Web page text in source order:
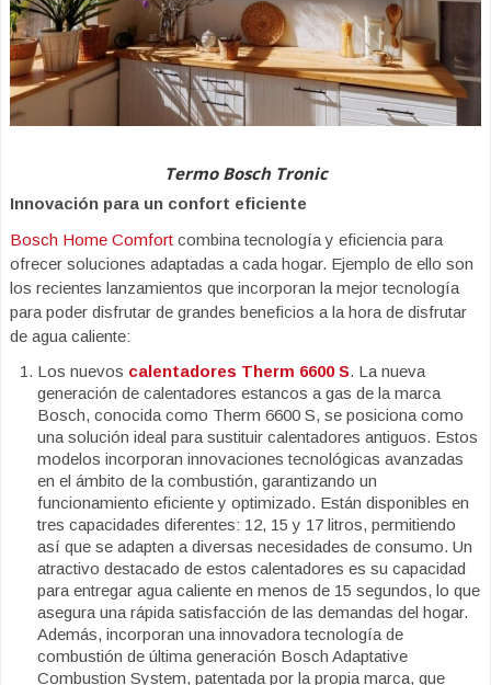
Termo Bosch Tronic
Innovación para un confort eficiente
Bosch Home Comfort combina tecnología y eficiencia para
ofrecer soluciones adaptadas a cada hogar. Ejemplo de ello son
los recientes lanzamientos que incorporan la mejor tecnología
para poder disfrutar de grandes beneficios a la hora de disfrutar
de agua caliente:
Los nuevos calentadores Therm 6600 S. La nueva
generación de calentadores estancos a gas de la marca
Bosch, conocida como Therm 6600 S, se posiciona como
una solución ideal para sustituir calentadores antiguos. Estos
modelos incorporan innovaciones tecnológicas avanzadas
en el ámbito de la combustión, garantizando un
funcionamiento eficiente y optimizado. Están disponibles en
tres capacidades diferentes: 12, 15 y 17 litros, permitiendo
así que se adapten a diversas necesidades de consumo. Un
atractivo destacado de estos calentadores es su capacidad
para entregar agua caliente en menos de 15 segundos, lo que
asegura una rápida satisfacción de las demandas del hogar.
Además, incorporan una innovadora tecnología de
combustión de última generación Bosch Adaptative
Combustion System, patentada por la propia marca, que